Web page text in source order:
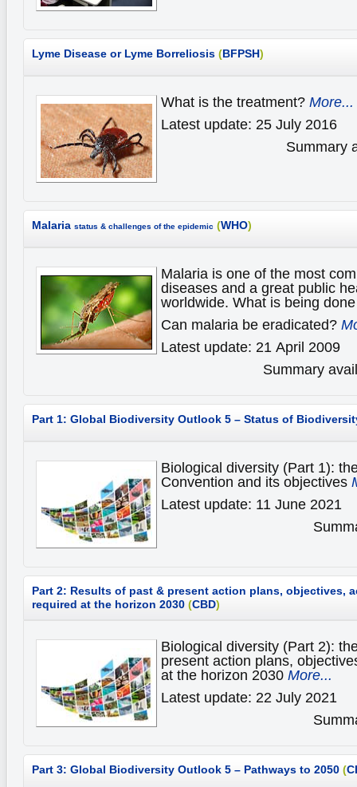
Lyme Disease or Lyme Borreliosis (BFPSH)
What is the treatment? More...
Latest update: 25 July 2016
Summary
Malaria status & challenges of the epidemic (WHO)
Malaria is one of the most
diseases and a great public
worldwide. What is being
Can malaria be eradicated?
Latest update: 21 April 2009
Summary
Part 1: Global Biodiversity Outlook 5 – Status of
Biological diversity (Part 1):
Convention and its objectives
Latest update: 11 June 2021
Part 2: Results of past & present action plans, objectives,
required at the horizon 2030 (CBD)
Biological diversity (Part 2):
present action plans,
at the horizon 2030 More...
Latest update: 22 July 2021
Part 3: Global Biodiversity Outlook 5 – Pathways to 2050 (